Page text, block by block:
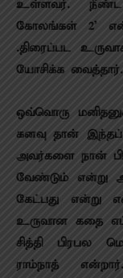
உள்ளவர். நீண்ட
கோலங்கள் 2’
.திரைப்பட
யோசிக்க வைத்தார்.
ஒவ்வொரு
கனவு தான் இந்தப்
அவர்களை நான்
வேண்டும் என்று
கேட்பது என்று
உருவான கதை
சித்தி பிரபல
ராம்நாத்